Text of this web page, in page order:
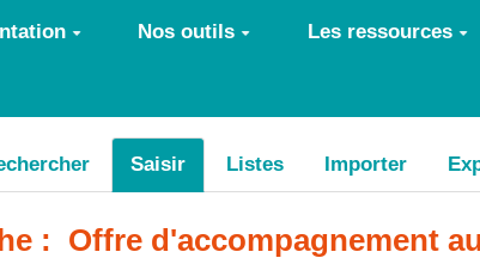
Nos outils Les ressources
Saisir Listes Importer
: Offre d'accompagnement